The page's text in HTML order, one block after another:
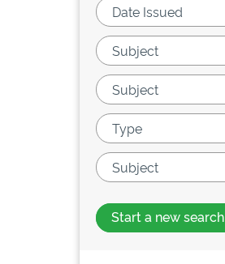
Start a new search